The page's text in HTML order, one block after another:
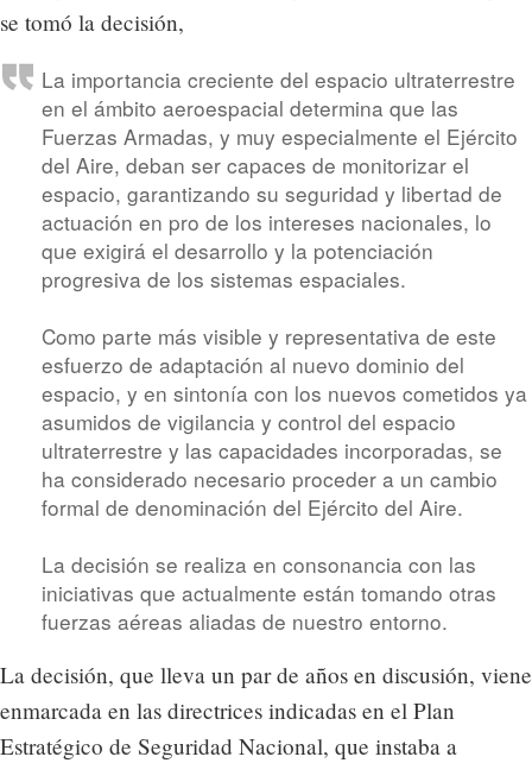
se tomó la decisión,
La importancia creciente del espacio ultraterrestre
en el ámbito aeroespacial determina que las
Fuerzas Armadas, y muy especialmente el Ejército
del Aire, deban ser capaces de monitorizar el
espacio, garantizando su seguridad y libertad de
actuación en pro de los intereses nacionales, lo
que exigirá el desarrollo y la potenciación
progresiva de los sistemas espaciales.
Como parte más visible y representativa de este
esfuerzo de adaptación al nuevo dominio del
espacio, y en sintonía con los nuevos cometidos ya
asumidos de vigilancia y control del espacio
ultraterrestre y las capacidades incorporadas, se
ha considerado necesario proceder a un cambio
formal de denominación del Ejército del Aire.
La decisión se realiza en consonancia con las
iniciativas que actualmente están tomando otras
fuerzas aéreas aliadas de nuestro entorno.
La decisión, que lleva un par de años en discusión, viene
enmarcada en las directrices indicadas en el Plan
Estratégico de Seguridad Nacional, que instaba a